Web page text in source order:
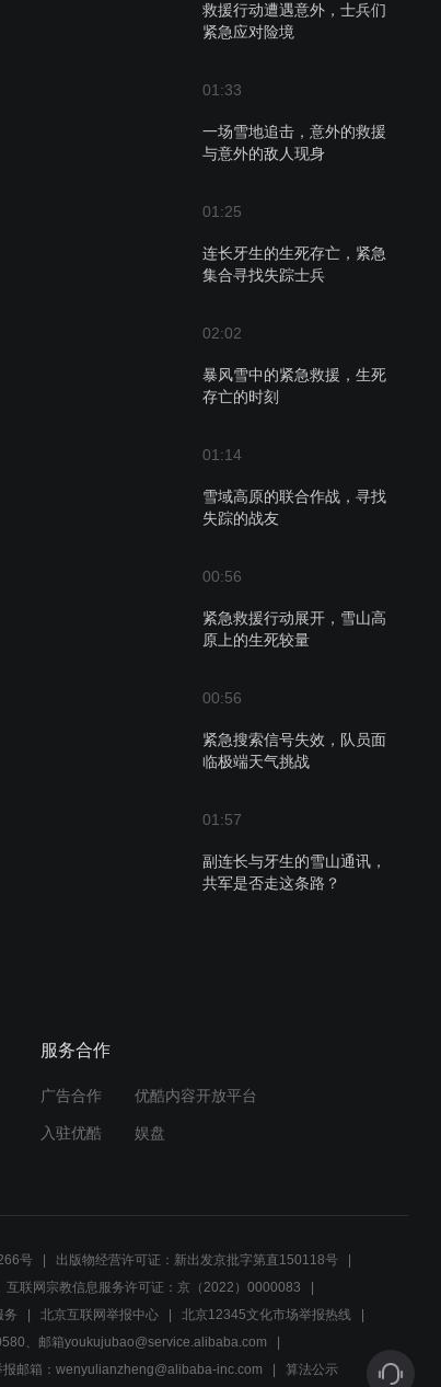
救援行动遭遇意外，士兵们
紧急应对险境
01:33
一场雪地追击，意外的救援
与意外的敌人现身
01:25
连长牙生的生死存亡，紧急
集合寻找失踪士兵
02:02
暴风雪中的紧急救援，生死
存亡的时刻
01:14
雪域高原的联合作战，寻找
失踪的战友
00:56
紧急救援行动展开，雪山高
原上的生死较量
00:56
紧急搜索信号失效，队员面
临极端天气挑战
01:57
副连长与牙生的雪山通讯，
共军是否走这条路？
毛瑟手枪能打这么远？导演
马！
00:58
先遣连：先遣连被藏民团团
围住，李股长懂得多，一句
服务合作
广告合作 优酷内容开放平台
入驻优酷 娱盘
号
出版物经营许可证：新出发京批字第直150118号
互联网宗教信息服务许可证：京（2022）0000083
务 北京互联网举报中心
北京12345文化市场举报热线
、邮箱youkujubao@service.alibaba.com
报邮箱：wenyulianzheng@alibaba-inc.com 算法公示